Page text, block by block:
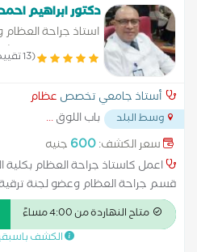
دكتور ابراهيم
استاذ جراحة
الازهر بالقاهرة
استشاري جراحة
(13 تقييم)
أستاذ جامعي تخصص عظام
وسط البلد باب اللوق...
سعر الكشف:600 جنيه
اعمل كاستاذ جراحة العظام
قسم جراحة العظام وعضو لجنة
اخلاقيات البحث العلمي بالجامعات
الامريكيه لجراحات العظام
السويسريه لتثبيت الكسورالعالميه
متاح النهاردة من 4:00 مساءً
الكشف